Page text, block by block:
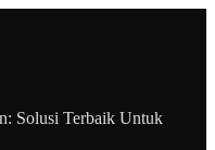
Solusi Terbaik Untuk